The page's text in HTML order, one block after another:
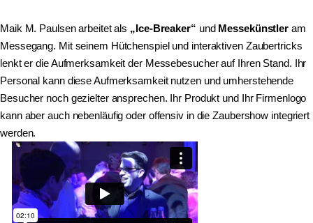
Maik M. Paulsen arbeitet als „Ice-Breaker“ und Messekünstler am
Messegang. Mit seinem Hütchenspiel und interaktiven Zaubertricks
lenkt er die Aufmerksamkeit der Messebesucher auf Ihren Stand. Ihr
Personal kann diese Aufmerksamkeit nutzen und umherstehende
Besucher noch gezielter ansprechen. Ihr Produkt und Ihr Firmenlogo
kann aber auch nebenläufig oder offensiv in die Zaubershow integriert
werden.